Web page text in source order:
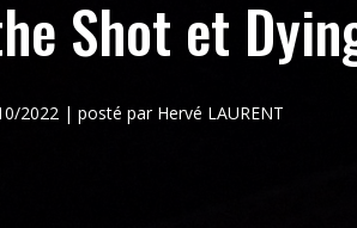
Shot et
2022 | posté par Hervé LAURENT